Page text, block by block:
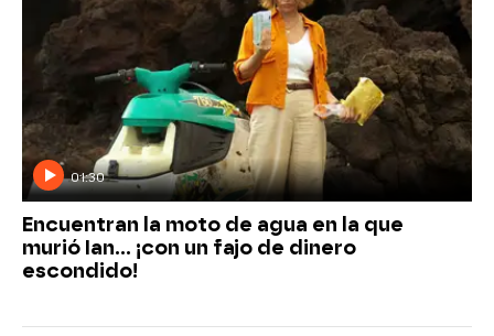
01:30
Encuentran la moto de agua en la que
murió Ian… ¡con un fajo de dinero
escondido!